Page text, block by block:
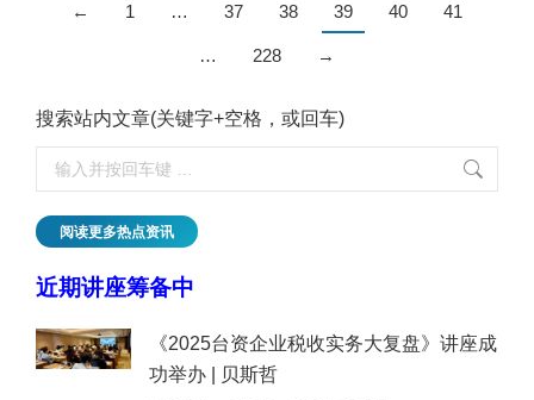
← 1 … 37 38 39 40 41
… 228 →
搜索站内文章(关键字+空格，或回车)
阅读更多热点资讯
近期讲座筹备中
《2025台资企业税收实务大复盘》讲座成
功举办 | 贝斯哲